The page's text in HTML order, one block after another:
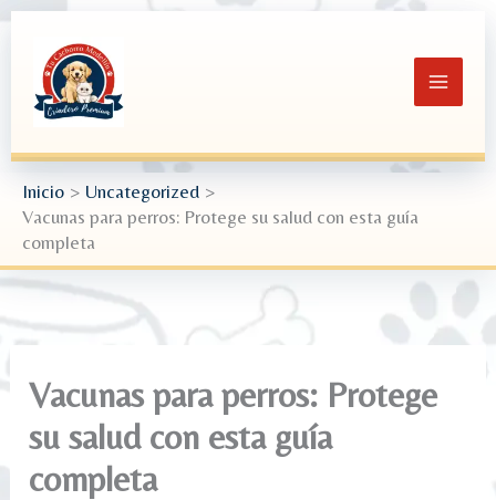
contenido
Inicio
Uncategorized
Vacunas para perros: Protege su salud con esta guía
completa
Vacunas para perros: Protege
su salud con esta guía
completa